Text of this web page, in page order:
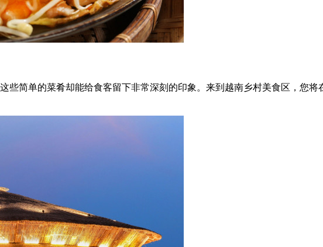
些简单的菜肴却能给食客留下非常深刻的印象。来到越南乡村美食区，您将